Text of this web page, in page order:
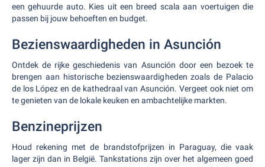
een gehuurde auto. Kies uit een breed scala aan voertuigen die
passen bij jouw behoeften en budget.
Bezienswaardigheden in Asunción
Ontdek de rijke geschiedenis van Asunción door een bezoek te
brengen aan historische bezienswaardigheden zoals de Palacio
de los López en de kathedraal van Asunción. Vergeet ook niet om
te genieten van de lokale keuken en ambachtelijke markten.
Benzineprijzen
Houd rekening met de brandstofprijzen in Paraguay, die vaak
lager zijn dan in België. Tankstations zijn over het algemeen goed